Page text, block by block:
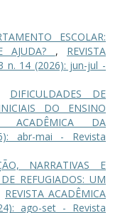
ESCOLAR:
AJUDA? , REVISTA
n. 14 (2026): jun-jul -
DIFICULDADES DE
DO ENSINO
ACADÊMICA DA
abr-mai - Revista
NARRATIVAS E
REFUGIADOS: UM
REVISTA ACADÊMICA
ago-set - Revista